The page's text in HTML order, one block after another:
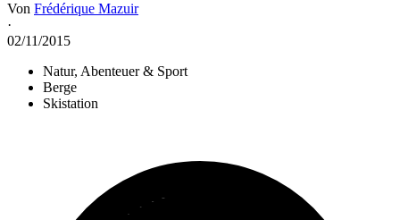
Von Frédérique Mazuir
·
02/11/2015
Natur, Abenteuer & Sport
Berge
Skistation